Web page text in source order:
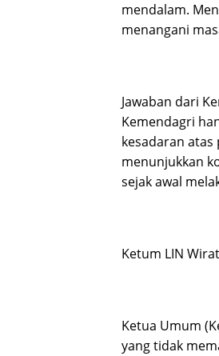
mendalam.
menangani
Jawaban dari
Kemendagri
kesadaran
menunjukkan
sejak awal
Ketum LIN
Ketua Umum
yang tidak